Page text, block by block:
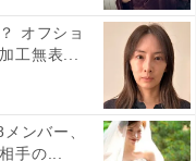
オフショ
工無表...
ンバー、
手の...